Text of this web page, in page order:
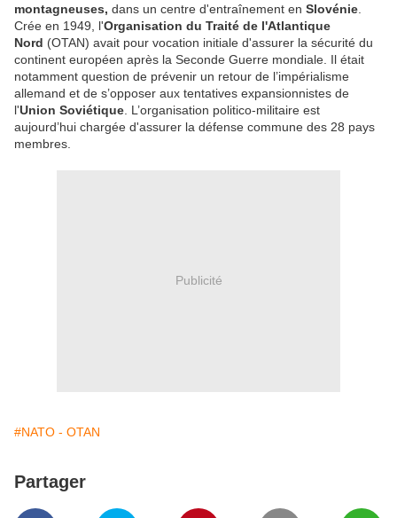
montagneuses, dans un centre d'entraînement en Slovénie
Crée en 1949, l'Organisation du Traité de l'Atlantique
Nord (OTAN) avait pour vocation initiale d'assurer la sécurité du
continent européen après la Seconde Guerre mondiale. Il était
notamment question de prévenir un retour de l’impérialisme
allemand et de s’opposer aux tentatives expansionnistes de
l'Union Soviétique . L’organisation politico-militaire est
aujourd’hui chargée d'assurer la défense commune des 28 pays
membres.
Publicité
#NATO - OTAN
Partager